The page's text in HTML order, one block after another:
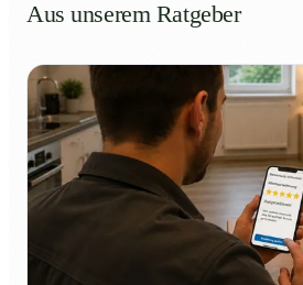
Aus unserem Ratgeber